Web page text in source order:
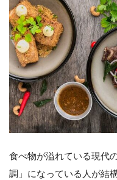
食べ物が溢れている現代
調」になっている人が結